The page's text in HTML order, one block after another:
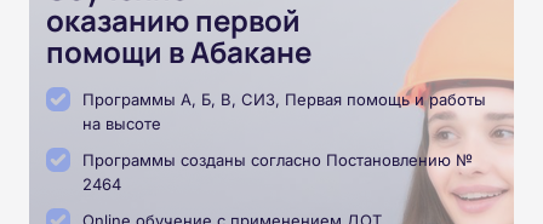
оказанию первой
помощи в Абакане
Программы А, Б, В, СИЗ, Первая помощь и работы
на высоте
Программы созданы согласно Постановлению №
2464